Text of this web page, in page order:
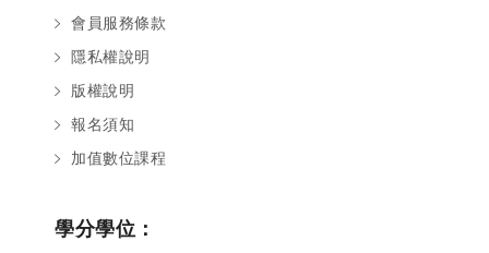
會員服務條款
隱私權說明
版權說明
報名須知
加值數位課程
學分學位：